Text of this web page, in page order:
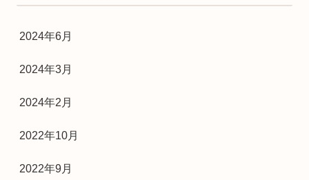
2024年6月
2024年3月
2024年2月
2022年10月
2022年9月